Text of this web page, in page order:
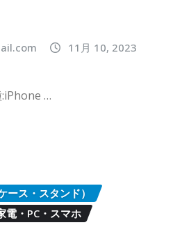
11月 10, 2023
:iPhone …
ス・スタンド）
電・PC・スマホ